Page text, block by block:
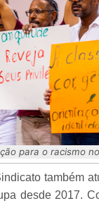
para o racismo
também
desde 2017.